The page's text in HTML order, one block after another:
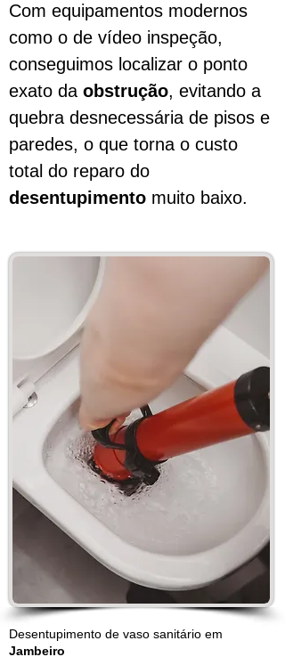
Com equipamentos modernos
como o de vídeo inspeção,
conseguimos localizar o ponto
exato da obstrução, evitando a
quebra desnecessária de pisos e
paredes, o que torna o custo
total do reparo do
desentupimento muito baixo.
Desentupimento de vaso sanitário em
Jambeiro